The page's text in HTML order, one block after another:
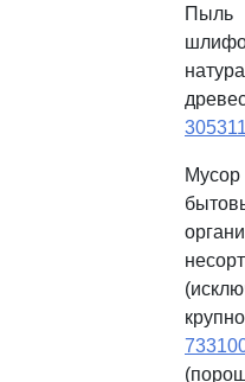
Пыль